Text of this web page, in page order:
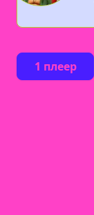
1 плеер